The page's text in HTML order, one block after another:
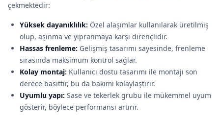
çekmektedir:
Yüksek dayanıklılık: Özel alaşımlar kullanılarak üretilmiş
olup, aşınma ve yıpranmaya karşı dirençlidir.
Hassas frenleme: Gelişmiş tasarımı sayesinde, frenleme
sırasında maksimum kontrol sağlar.
Kolay montaj: Kullanıcı dostu tasarımı ile montajı son
derece basittir, bu da bakımı kolaylaştırır.
Uyumlu yapı: Sase ve tekerlek grubu ile mükemmel uyum
gösterir, böylece performansı artırır.